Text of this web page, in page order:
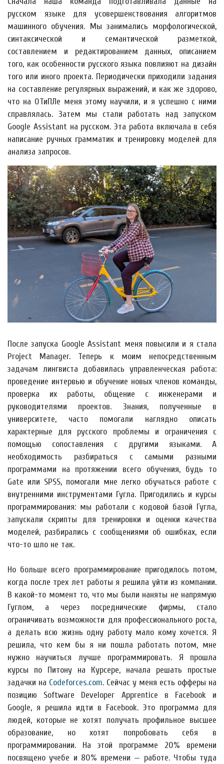
русском языке для усовершенствования алгоритмов
машинного обучения. Мы занимались морфологической,
синтаксической и семантической разметкой,
составлением и редактированием данных, описанием
того, как особенности русского языка повлияют на дизайн
того или иного проекта. Периодически приходили задания
на составление регулярных выражений, и как же здорово,
что на ОТиПЛе меня этому научили, и я успешно с ними
справлялась. Затем мы стали работать над запуском
Google Assistant на русском. Эта работа включала в себя
написание ручных грамматик и тренировку моделей для
анализа запросов.
После запуска Google Assistant меня повысили и я стала
Project Manager. Теперь к моим непосредственным
задачам лингвиста добавилась управленческая работа:
проведение интервью и обучение новых членов команды,
проверка их работы, общение с инженерами и
руководителями проектов. Знания, полученные в
университете, часто помогали наглядно описать
характерные для русского проблемы и ограничения с
помощью сопоставления с другими языками. А
необходимость разбираться с самыми разными
программами на протяжении всего обучения, будь то
Gate или SPSS, помогали мне легко обучаться работе с
внутренними инструментами Гугла. Пригодились и курсы
программирования: мы работали с кодовой базой Гугла,
запускали скрипты для тренировки и оценки качества
моделей, разбирались с сообщениями об ошибках, если
что-то шло не так.
Но больше всего программирование пригодилось потом,
когда после трех лет работы я решила уйти из компании.
В какой-то момент то, что мы были наняты не напрямую
Гуглом, а через посреднические фирмы, стало
ограничивать возможности для профессионального роста,
а делать всю жизнь одну работу мало кому хочется. Я
решила, что кем бы я ни пошла работать потом, мне
нужно научиться лучше программировать. Я прошла
курсы по Питону на Курсере, начала решать простые
задачки на Codeforces.com. Сейчас у меня есть офферы на
позицию Software Developer Apprentice в Facebook и
Google, я решила идти в Facebook. Это программа для
людей, которые не хотят получать профильное высшее
образование, но хотят попробовать себя в
программировании. На этой программе 20% времени
посвящено учебе и 80% времени — работе. Чтобы туда